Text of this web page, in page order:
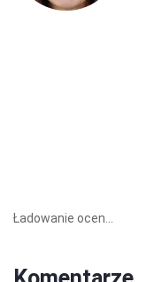
Ładowanie ocen...